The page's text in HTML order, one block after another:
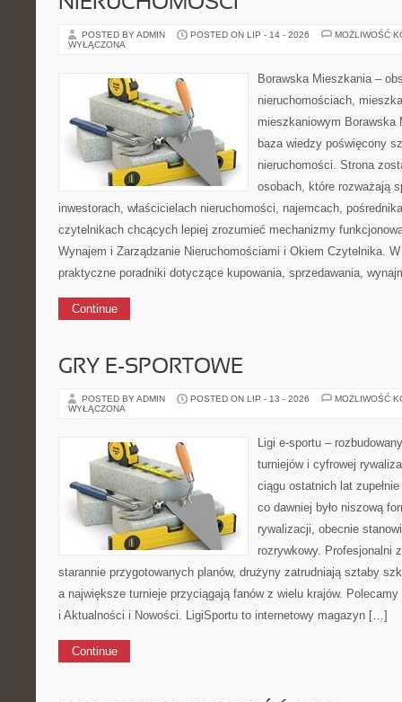
POSTED BY ADMIN POSTED ON LIP - 14 - 2026
MOŻLIWOŚĆ
WYŁĄCZONA
Borawska Mieszkania –
nieruchomościach,
mieszkaniowym Borawska
baza wiedzy poświęcony
nieruchomości. Strona
osobach, które rozważają
inwestorach, właścicielach nieruchomości, najemcach,
czytelnikach chcących lepiej zrozumieć mechanizmy
Wynajem i Zarządzanie Nieruchomościami i Okiem Czytelnika.
praktyczne poradniki dotyczące kupowania, sprzedawania,
Continue
GRY E-SPORTOWE
POSTED BY ADMIN POSTED ON LIP - 13 - 2026
MOŻLIWOŚĆ
WYŁĄCZONA
Ligi e-sportu –
turniejów i cyfrowej
ciągu ostatnich lat
co dawniej było niszową
rywalizacji, obecnie
rozrywkowy. Profesjonalni
starannie przygotowanych planów, drużyny zatrudniają sztaby
a największe turnieje przyciągają fanów z wielu krajów.
i Aktualności i Nowości. LigiSportu to internetowy magazyn […]
Continue